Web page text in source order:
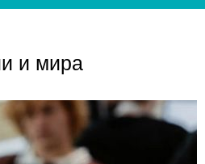
и мира